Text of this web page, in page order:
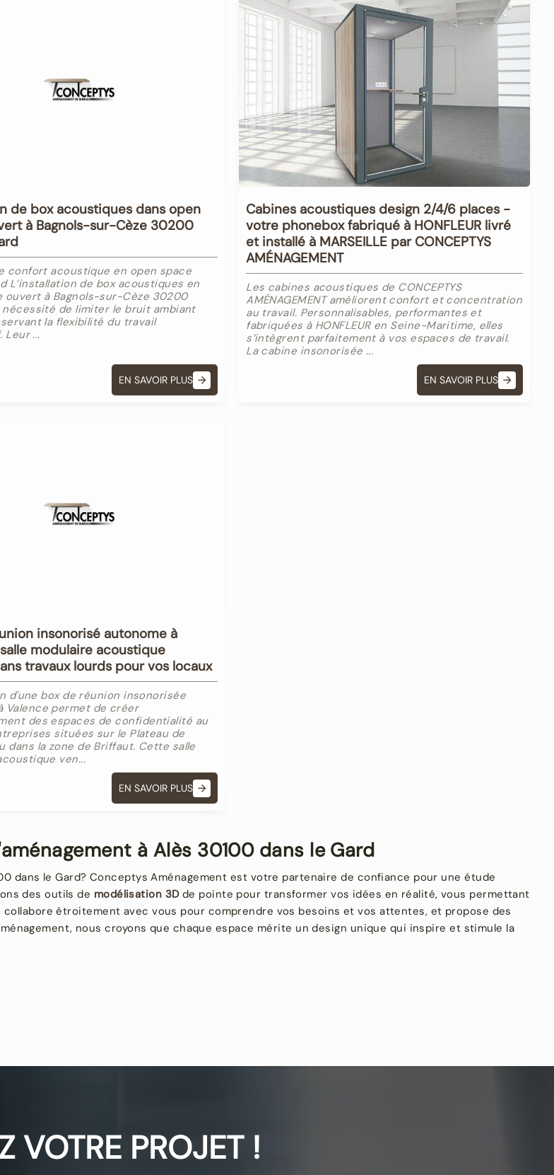
de box acoustiques dans open
à Bagnols-sur-Cèze 30200
confort acoustique en open space
L’installation de box acoustiques en
ouvert à Bagnols-sur-Cèze 30200
nécessité de limiter le bruit ambiant
la flexibilité du travail
Leur ...
EN SAVOIR PLUS
Cabines acoustiques design 2/4/6 places -
votre phonebox fabriqué à HONFLEUR livré
et installé à MARSEILLE par CONCEPTYS
AMÉNAGEMENT
Les cabines acoustiques de CONCEPTYS
AMÉNAGEMENT améliorent confort et concentration
au travail. Personnalisables, performantes et
fabriquées à HONFLEUR en Seine-Maritime, elles
s’intègrent parfaitement à vos espaces de travail.
La cabine insonorisée ...
EN SAVOIR PLUS
insonorisé autonome à
modulaire acoustique
travaux lourds pour vos locaux
d'une box de réunion insonorisée
Valence permet de créer
des espaces de confidentialité au
situées sur le Plateau de
dans la zone de Briffaut. Cette salle
ven...
EN SAVOIR PLUS
à Alès 30100 dans le Gard
dans le Gard? Conceptys Aménagement est votre partenaire de confiance pour une étude
des outils de modélisation 3D de pointe pour transformer vos idées en réalité, vous permettant
étroitement avec vous pour comprendre vos besoins et vos attentes, et propose des
nous croyons que chaque espace mérite un design unique qui inspire et stimule la
VOTRE PROJET !